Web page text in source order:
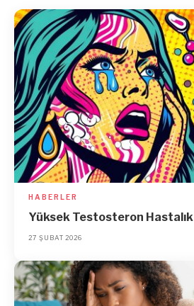
HABERLER
Yüksek Testosteron Hastalık
27 ŞUBAT 2026